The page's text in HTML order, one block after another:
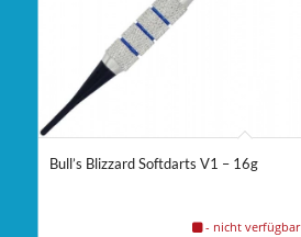
Bull’s Blizzard Softdarts V1 – 16g
- nicht verfügbar